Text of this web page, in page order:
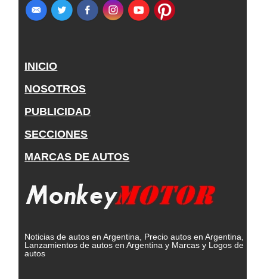
INICIO
NOSOTROS
PUBLICIDAD
SECCIONES
MARCAS DE AUTOS
Noticias de autos en Argentina, Precio autos en Argentina,
Lanzamientos de autos en Argentina y Marcas y Logos de
autos